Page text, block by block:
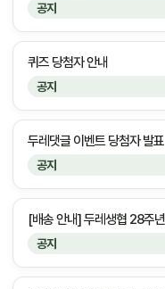
공지
공지
퀴즈 당첨자 안내
공지
두레댓글 이벤트 당첨자 발표
공지